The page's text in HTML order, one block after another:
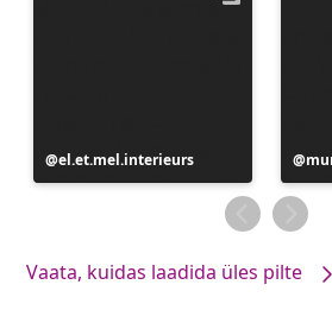
Postitus
avaldatud
el.et.mel.interieurs
Vaata, kuidas laadida üles pilte